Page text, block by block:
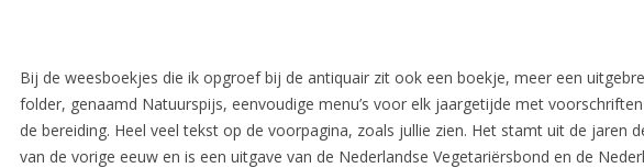
Bij de weesboekjes die ik opgroef bij de antiquair zit ook een boekje, meer een
folder, genaamd Natuurspijs, eenvoudige menu’s voor elk jaargetijde met
de bereiding. Heel veel tekst op de voorpagina, zoals jullie zien. Het stamt uit de jaren
van de vorige eeuw en is een uitgave van de Nederlandse Vegetariërsbond en de